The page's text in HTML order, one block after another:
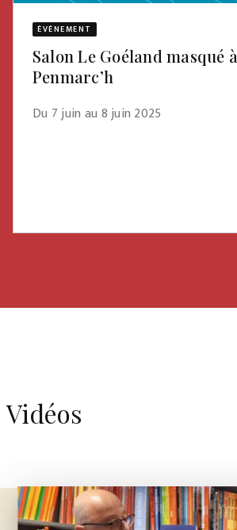
ÉVÈNEMENT
Salon Le Goéland masqué à
Penmarc’h
Du 7 juin au 8 juin 2025
Vidéos